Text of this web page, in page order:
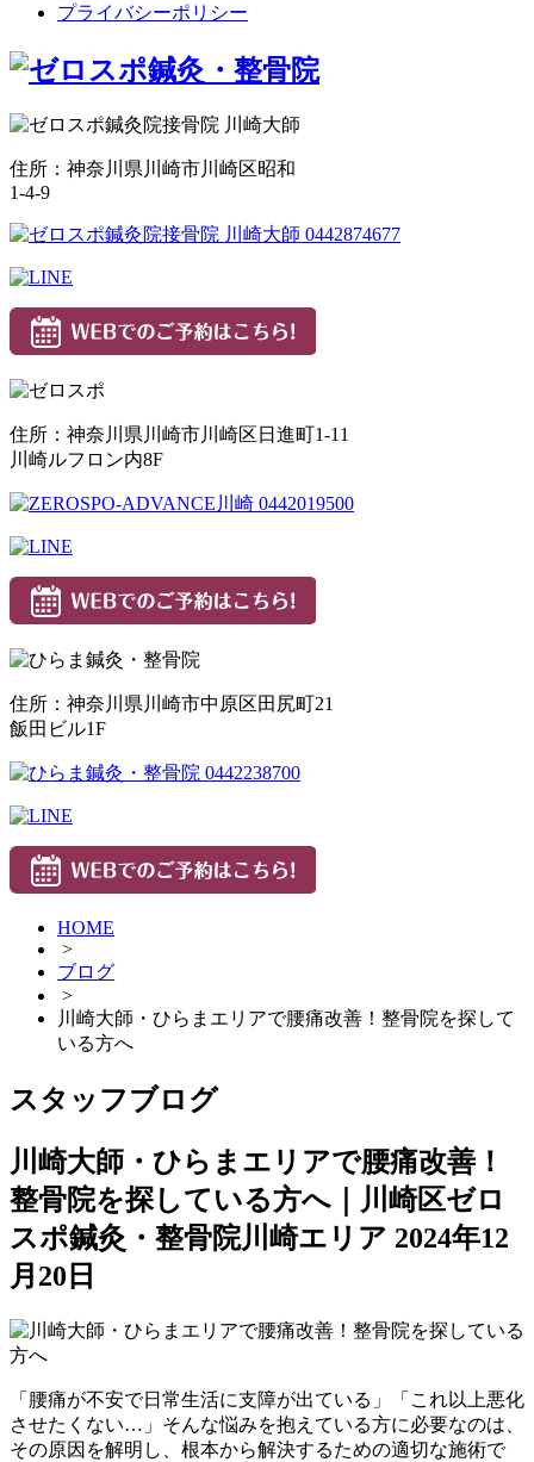
プライバシーポリシー
住所：神奈川県川崎市川崎区昭和
1-4-9
住所：神奈川県川崎市川崎区日進町1-11
川崎ルフロン内8F
住所：神奈川県川崎市中原区田尻町21
飯田ビル1F
HOME
>
ブログ
>
川崎大師・ひらまエリアで腰痛改善！整骨院を探して
いる方へ
スタッフブログ
川崎大師・ひらまエリアで腰痛改善！
整骨院を探している方へ｜川崎区ゼロ
スポ鍼灸・整骨院川崎エリア 2024年12
月20日
「腰痛が不安で日常生活に支障が出ている」「これ以上悪化
させたくない…」そんな悩みを抱えている方に必要なのは、
その原因を解明し、根本から解決するための適切な施術で